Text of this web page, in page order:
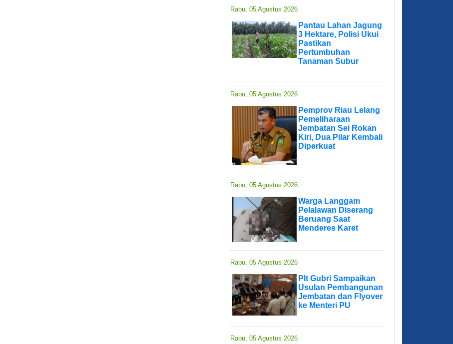
Rabu, 05 Agustus 2026
Pantau Lahan Jagung
3 Hektare, Polisi Ukui
Pastikan
Pertumbuhan
Tanaman Subur
Rabu, 05 Agustus 2026
Pemprov Riau Lelang
Pemeliharaan
Jembatan Sei Rokan
Kiri, Dua Pilar Kembali
Diperkuat
Rabu, 05 Agustus 2026
Warga Langgam
Pelalawan Diserang
Beruang Saat
Menderes Karet
Rabu, 05 Agustus 2026
Plt Gubri Sampaikan
Usulan Pembangunan
Jembatan dan Flyover
ke Menteri PU
Rabu, 05 Agustus 2026